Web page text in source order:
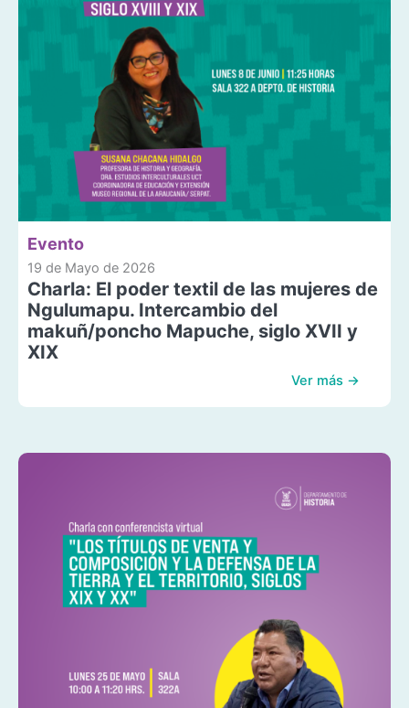
Evento
19 de Mayo de 2026
Charla: El poder textil de las mujeres de
Ngulumapu. Intercambio del
makuñ/poncho Mapuche, siglo XVII y
XIX
Ver más →